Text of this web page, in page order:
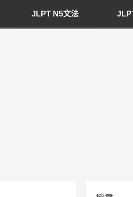
JLPT N5文法